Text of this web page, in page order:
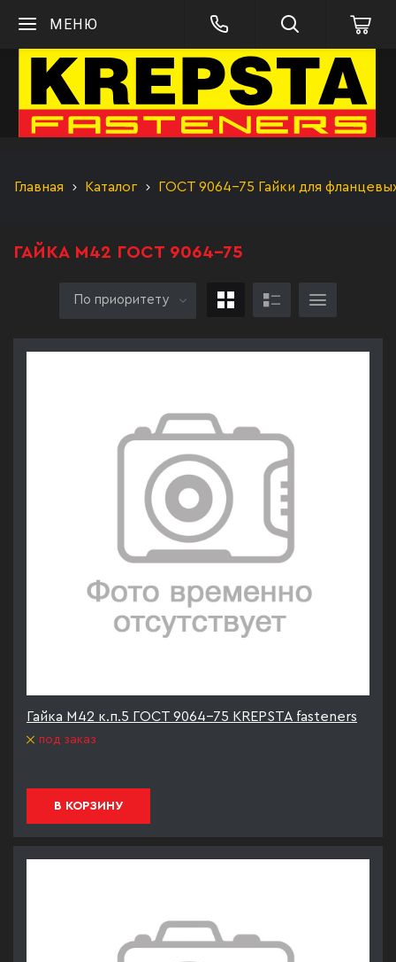
МЕНЮ
Главная Каталог ГОСТ 9064-75 Гайки для
ГАЙКА М42 ГОСТ 9064-75
По приоритету
Гайка М42 к.п.5 ГОСТ 9064-75 KREPSTA fasteners
под заказ
В КОРЗИНУ